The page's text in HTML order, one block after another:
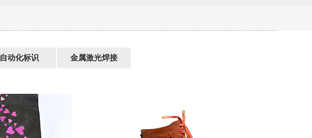
自动化标识 金属激光焊接